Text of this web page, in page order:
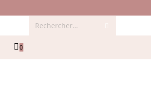
Rechercher…
0